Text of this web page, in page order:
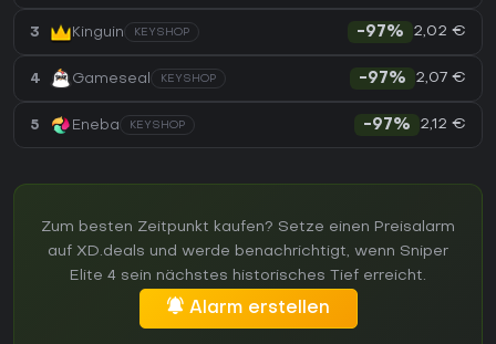
3 Kinguin KEYSHOP -97% 2,02 €
4 Gameseal KEYSHOP -97% 2,07 €
5 Eneba KEYSHOP -97% 2,12 €
Zum besten Zeitpunkt kaufen? Setze einen Preisalarm
auf XD.deals und werde benachrichtigt, wenn Sniper
Elite 4 sein nächstes historisches Tief erreicht.
Alarm erstellen